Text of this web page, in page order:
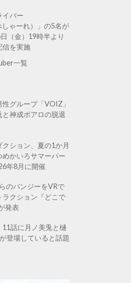
イバー
しゃーれ）」の5名が
（金）19時半より
信を実施
一覧
グループ「VOIZ」
神成ポアロの脱退
ション、夏の1か月
かいろサマーパー
年8月に開催
のバンジーをVRで
クション『どこで
発表
11話に月ノ美兎と樋
登場していると話題